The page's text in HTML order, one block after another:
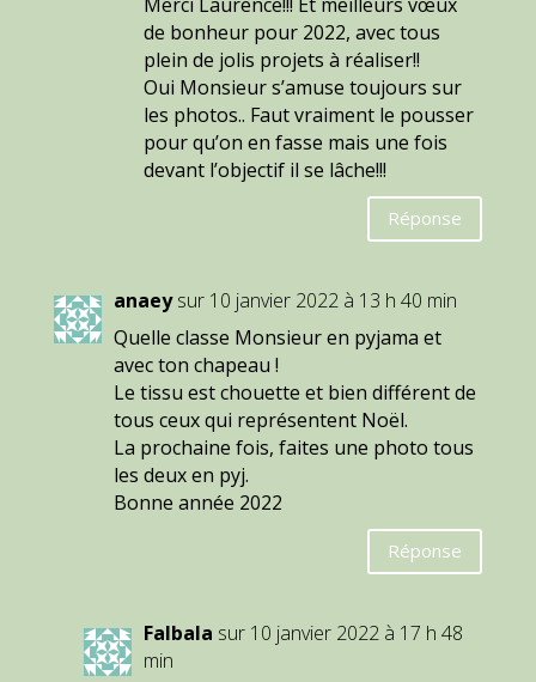
de bonheur pour 2022, avec tous
plein de jolis projets à réaliser!!
Oui Monsieur s’amuse toujours sur
les photos.. Faut vraiment le pousser
pour qu’on en fasse mais une fois
devant l’objectif il se lâche!!!
Réponse
anaey sur 10 janvier 2022 à 13 h 40 min
Quelle classe Monsieur en pyjama et
avec ton chapeau !
Le tissu est chouette et bien différent de
tous ceux qui représentent Noël.
La prochaine fois, faites une photo tous
les deux en pyj.
Bonne année 2022
Réponse
Falbala sur 10 janvier 2022 à 17 h 48
min